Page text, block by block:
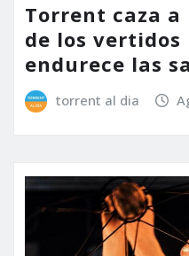
Torrent caza a
de los vertidos
endurece las
torrent al dia